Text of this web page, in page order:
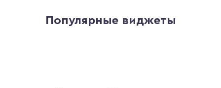
Популярные виджеты